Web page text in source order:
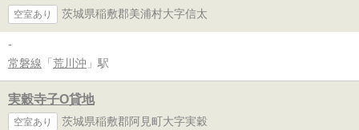
空室あり 茨城県稲敷郡美浦村大字信太
-
常磐線 「 荒川沖 」駅
実穀寺子O貸地
空室あり 茨城県稲敷郡阿見町大字実穀